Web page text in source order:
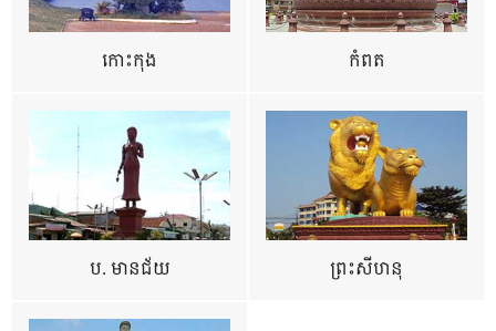
កោះកុង កំពត
ប. មានជ័យ ព្រះសីហនុ